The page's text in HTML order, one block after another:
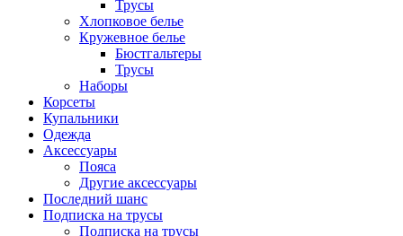
Трусы
Хлопковое белье
Кружевное белье
Бюстгальтеры
Трусы
Наборы
Корсеты
Купальники
Одежда
Аксессуары
Пояса
Другие аксессуары
Последний шанс
Подписка на трусы
Подписка на трусы